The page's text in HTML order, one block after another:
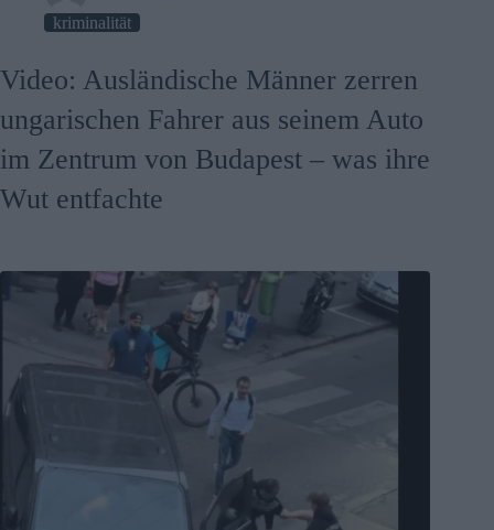
kriminalität
Video: Ausländische Männer zerren
ungarischen Fahrer aus seinem Auto
im Zentrum von Budapest – was ihre
Wut entfachte